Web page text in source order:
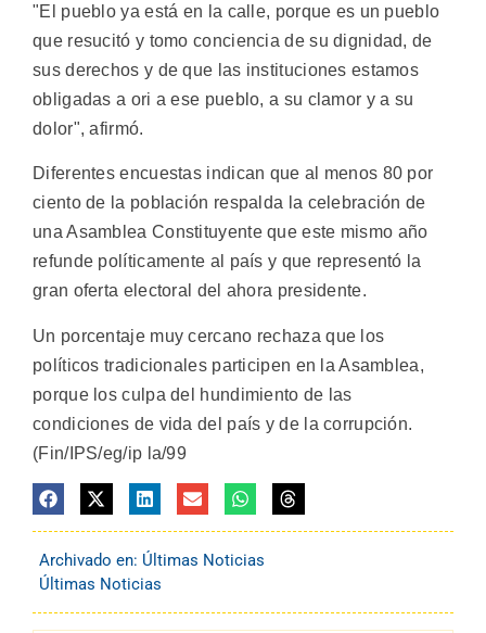
"El pueblo ya está en la calle, porque es un pueblo
que resucitó y tomo conciencia de su dignidad, de
sus derechos y de que las instituciones estamos
obligadas a ori a ese pueblo, a su clamor y a su
dolor", afirmó.
Diferentes encuestas indican que al menos 80 por
ciento de la población respalda la celebración de
una Asamblea Constituyente que este mismo año
refunde políticamente al país y que representó la
gran oferta electoral del ahora presidente.
Un porcentaje muy cercano rechaza que los
políticos tradicionales participen en la Asamblea,
porque los culpa del hundimiento de las
condiciones de vida del país y de la corrupción.
(Fin/IPS/eg/ip la/99
Archivado en: Últimas Noticias
Últimas Noticias